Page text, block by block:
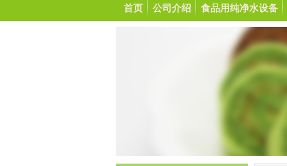
首页 公司介绍 食品用纯净水设备